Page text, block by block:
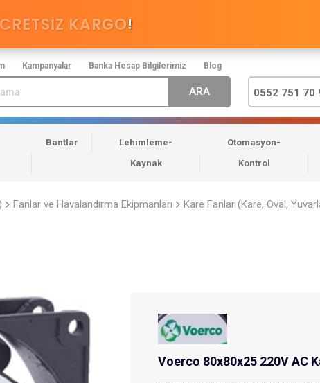
Kampanyalar Banka Hesap Bilgilerimiz Blog
KARGO!
0552 751 70
Bantlar
Lehimleme-
Kaynak
Otomasyon-
Kontrol
Fanlar ve Havalandırma Ekipmanları Kare Fanlar (Kare, Oval,
Voerco 80x80x25 220V AC